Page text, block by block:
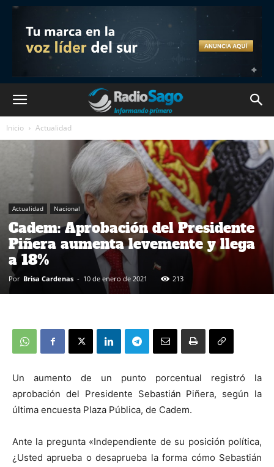
Inicio Actualidad
Actualidad Nacional
Cadem: Aprobación del Presidente
Piñera aumenta levemente y llega
a 18%
Por Brisa Cardenas - 10 de enero de 2021 213
Un aumento de un punto porcentual registró la
aprobación del Presidente Sebastián Piñera, según la
última encuesta Plaza Pública, de Cadem.
Ante la pregunta «Independiente de su posición política,
¿Usted aprueba o desaprueba la forma cómo Sebastián